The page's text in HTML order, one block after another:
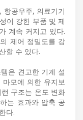
항공우주, 의료기기
이 강한 부품 및 제
계속 커지고 있다.
제어 정밀도를 강
할 수 있다.
은 견고한 기계 설
모에 의한 유지보
구조는 온도 변화
는 효과와 압축 공
다.